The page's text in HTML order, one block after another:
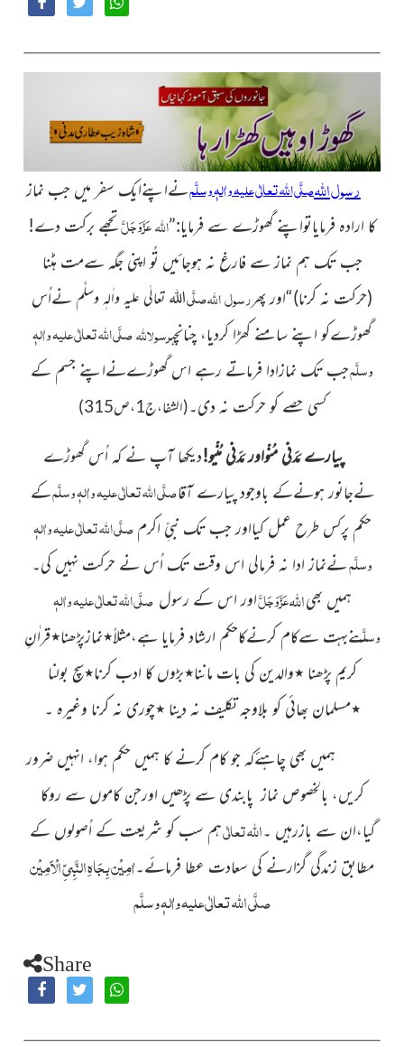
رسول اللہصلَّی اللہ تعالٰی علیہ واٰلہٖ وسلَّمنےاپنےایک سفر میں جب نماز
کا ارادہ فرمایاتواپنے گھوڑے سے فرمایا:”اللہعَزَّوَجَلَّتجھے برکت دے!
جب تک ہم نماز سے فارغ نہ ہوجائیں تُو اپنی جگہ سےمت ہٹنا
(حرکت نہ کرنا)“اور پھررسولاللہصلَّیاللہ تعالٰی علیہ واٰلہٖ وسلَّم نےاُس
گھوڑےکو اپنے سامنے کھڑا کردیا، چنانچہرسولاللہصلَّی اللہ تعالٰی علیہ واٰلہٖ
وسلَّمجب تک نمازادا فرماتے رہے اس گھوڑےنےاپنے جسم کے
کسی حصے کو حرکت نہ دی۔(الشفا،ج1،ص315)
پیارے مَدَنی مُنّواور مَدَنی مُنّیو!دیکھا آپ نے کہ اُس گھوڑے
نےجانور ہونےکے باوجود پیارے آقاصلَّی اللہ تعالٰی علیہ واٰلہٖ وسلَّمکے
حکم پرکس طرح عمل کیااور جب تک نبیِّ اکرمصلَّی اللہ تعالٰی علیہ واٰلہٖ
وسلَّمنےنماز ادا نہ فرمالی اس وقت تک اُس نے حرکت نہیں کی۔
ہمیں بھیاللہعَزَّوَجَلَّاور اس کے رسول صلَّی اللہ تعالٰی علیہ واٰلہٖ
وسلَّمنےبہت سےکام کرنےکاحکم ارشاد فرمایا ہے،مثلاً٭نمازپڑھنا٭قراٰنِ
کریم پڑھنا ٭والدین کی بات ماننا٭بڑوں کا ادب کرنا٭سچ بولنا
٭مسلمان بھائی کو بلاوجہ تکلیف نہ دینا ٭چوری نہ کرنا وغیرہ ۔
ہمیں بھی چاہئےکہ جو کام کرنے کا ہمیں حکم ہوا، انہیں ضرور
کریں، بالخصوص نماز پابندی سے پڑھیں اورجن کاموں سے روکا
گیا،ان سے بازرہیں ۔اللہتعالٰیہم سب کو شریعت کے اُصولوں کے
مطابق زندگی گزارنے کی سعادت عطا فرمائے۔اٰمِیْن بِجَاہِ النَّبِیِّ الْاَمِیْن
صلَّی اللہ تعالٰی علیہ واٰلہٖ وسلَّم
Share